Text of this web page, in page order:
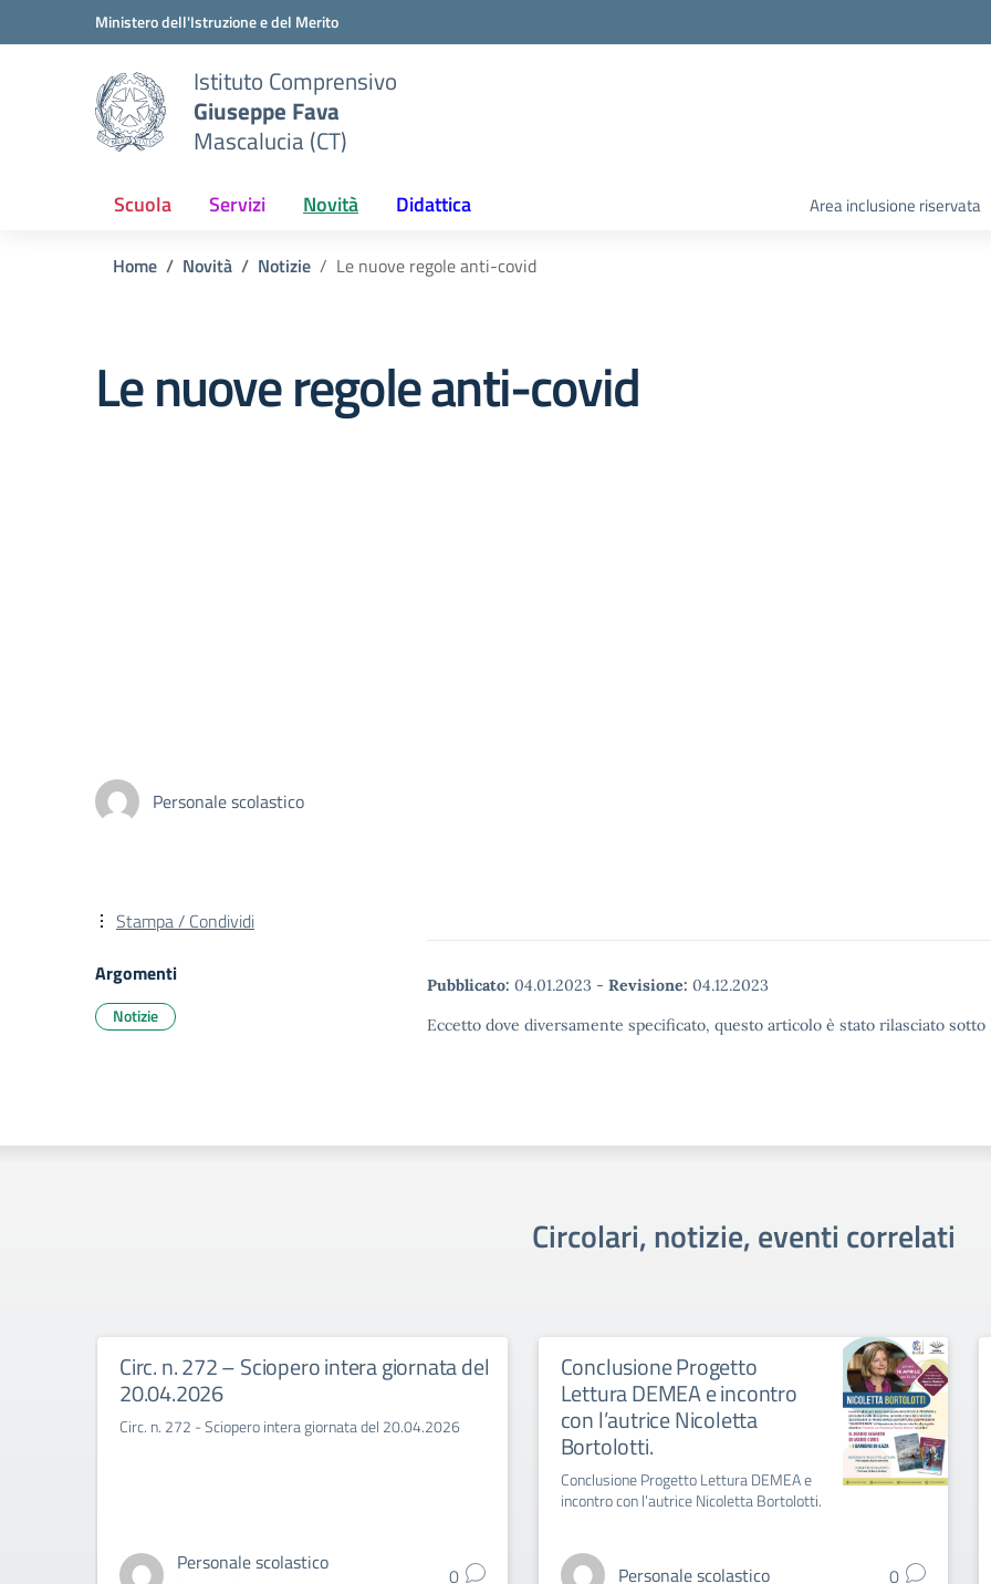
Vai ai contenuti
Vai al menu di navigazioneMinistero dell'Istruzione e del Merito
Istituto Comprensivo
Giuseppe Fava
Mascalucia (CT)
Scuola Servizi Novità Didattica Area inclusione riservata
Home Novità Notizie Le nuove regole anti-covid
Le nuove regole anti-covid
Personale scolastico
Pubblicato: 04.01.2023 - Revisione: 04.12.2023
Eccetto dove diversamente specificato, questo articolo è stato rilasciato
Stampa / Condividi
Argomenti
Notizie
Circolari, notizie, eventi correlati
Circ. n. 272 – Sciopero intera giornata del
20.04.2026
Circ. n. 272 - Sciopero intera giornata del 20.04.2026
Personale scolastico
0
Conclusione Progetto
Lettura DEMEA e incontro
con l’autrice Nicoletta
Bortolotti.
Conclusione Progetto Lettura DEMEA e
incontro con l’autrice Nicoletta Bortolotti.
Personale scolastico 0